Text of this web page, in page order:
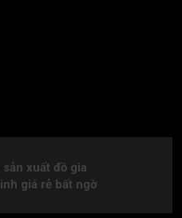
xuất đồ gia
giá rẻ bất ngờ